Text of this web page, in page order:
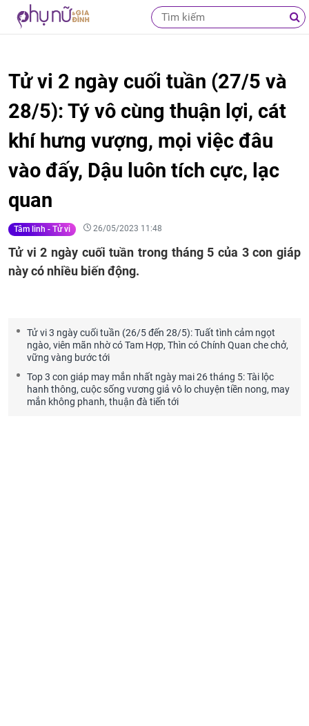
Tử vi 2 ngày cuối tuần (27/5 và
28/5): Tý vô cùng thuận lợi, cát
khí hưng vượng, mọi việc đâu
vào đấy, Dậu luôn tích cực, lạc
quan
Tâm linh - Tử vi 26/05/2023 11:48
Tử vi 2 ngày cuối tuần trong tháng 5 của 3 con giáp
này có nhiều biến động.
Tử vi 3 ngày cuối tuần (26/5 đến 28/5): Tuất tình cảm ngọt
ngào, viên mãn nhờ có Tam Hợp, Thìn có Chính Quan che chở,
vững vàng bước tới
Top 3 con giáp may mắn nhất ngày mai 26 tháng 5: Tài lộc
hanh thông, cuộc sống vương giả vô lo chuyện tiền nong, may
mắn không phanh, thuận đà tiến tới